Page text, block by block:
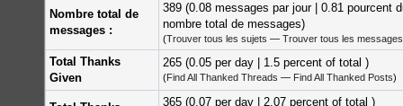
Nombre total de
messages :
389 (0.08 messages par jour | 0.81 pourcent
nombre total de messages)
(Trouver tous les sujets — Trouver tous les messages
Total Thanks
Given
265 (0.05 per day | 1.5 percent of total )
(Find All Thanked Threads — Find All Thanked Posts)
365 (0.07 per day | 2.07 percent of total )